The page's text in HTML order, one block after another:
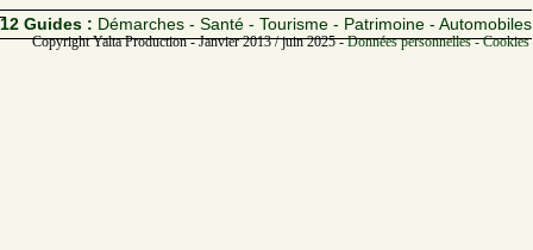
12 Guides : Démarches - Santé - Tourisme - Patrimoine - Automobiles
Copyright Yalta Production - Janvier 2013 / juin 2025 -Données personnelles -